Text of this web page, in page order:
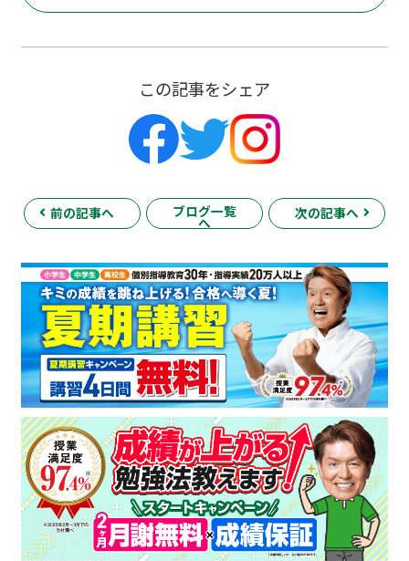
この記事をシェア
前の記事へ ブログ一覧
へ
次の記事へ